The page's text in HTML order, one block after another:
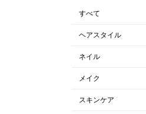
すべて
ヘアスタイル
ネイル
メイク
スキンケア